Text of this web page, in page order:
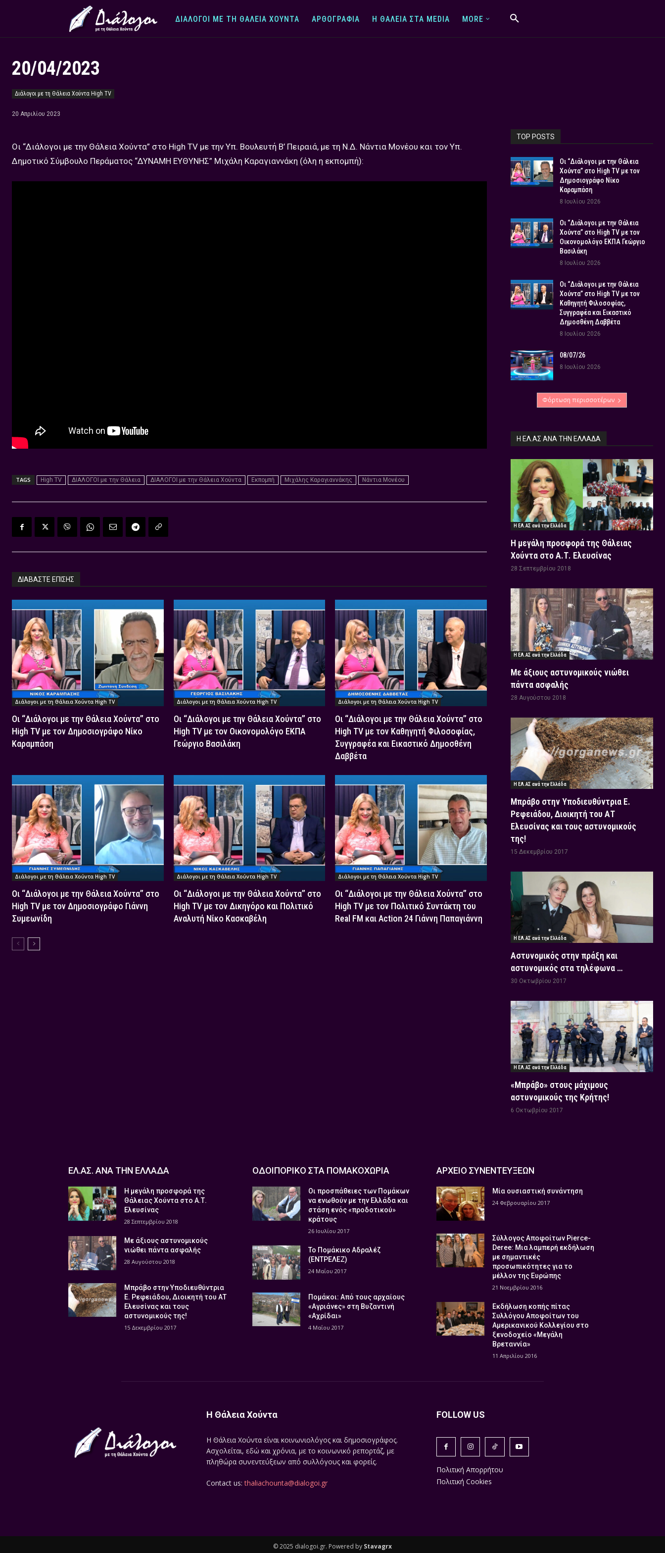
ΔΙΆΛΟΓΟΙ ΜΕ ΤΗ ΘΆΛΕΙΑ ΧΟΎΝΤΑ ΑΡΘΟΓΡΑΦΊΑ Η ΘΆΛΕΙΑ ΣΤΑ MEDIA MORE
20/04/2023
Διάλογοι με τη Θάλεια Χούντα High TV
20 Απριλίου 2023
Οι “Διάλογοι με την Θάλεια Χούντα” στο High TV με την Υπ. Βουλευτή Β’ Πειραιά, με τη Ν.Δ. Νάντια Μονέου και τον Υπ.
Δημοτικό Σύμβουλο Περάματος “ΔΥΝΑΜΗ ΕΥΘΥΝΗΣ” Μιχάλη Καραγιαννάκη (όλη η εκπομπή):
TAGS High TV ΔΙΑΛΟΓΟΙ με την Θάλεια ΔΙΑΛΟΓΟΙ με την Θάλεια Χούντα Εκπομπή Μιχάλης Καραγιαννάκης Νάντια Μονέου
ΔΙΑΒΑΣΤΕ ΕΠΙΣΗΣ
Διάλογοι με τη Θάλεια Χούντα High TV
Οι “Διάλογοι με την Θάλεια Χούντα” στο
High TV με τον Δημοσιογράφο Νίκο
Καραμπάση
Διάλογοι με τη Θάλεια Χούντα High TV
Οι “Διάλογοι με την Θάλεια Χούντα” στο
High TV με τον Οικονομολόγο ΕΚΠΑ
Γεώργιο Βασιλάκη
Διάλογοι με τη Θάλεια Χούντα High TV
Οι “Διάλογοι με την Θάλεια Χούντα” στο
High TV με τον Καθηγητή Φιλοσοφίας,
Συγγραφέα και Εικαστικό Δημοσθένη
Δαββέτα
Διάλογοι με τη Θάλεια Χούντα High TV
Οι “Διάλογοι με την Θάλεια Χούντα” στο
High TV με τον Δημοσιογράφο Γιάννη
Συμεωνίδη
Διάλογοι με τη Θάλεια Χούντα High TV
Οι “Διάλογοι με την Θάλεια Χούντα” στο
High TV με τον Δικηγόρο και Πολιτικό
Αναλυτή Νίκο Κασκαβέλη
Διάλογοι με τη Θάλεια Χούντα High TV
Οι “Διάλογοι με την Θάλεια Χούντα” στο
High TV με τον Πολιτικό Συντάκτη του
Real FM και Action 24 Γιάννη Παπαγιάννη
TOP POSTS
Οι “Διάλογοι με την Θάλεια
Χούντα” στο High TV με τον
Δημοσιογράφο Νίκο
Καραμπάση
8 Ιουλίου 2026
Οι “Διάλογοι με την Θάλεια
Χούντα” στο High TV με τον
Οικονομολόγο ΕΚΠΑ Γεώργιο
Βασιλάκη
8 Ιουλίου 2026
Οι “Διάλογοι με την Θάλεια
Χούντα” στο High TV με τον
Καθηγητή Φιλοσοφίας,
Συγγραφέα και Εικαστικό
Δημοσθένη Δαββέτα
8 Ιουλίου 2026
08/07/26
8 Ιουλίου 2026
Φόρτωση περισσοτέρων
Η ΕΛ.ΑΣ ΑΝΆ ΤΗΝ ΕΛΛΆΔΑ
Η ΕΛ.ΑΣ ανά την Ελλάδα
Η μεγάλη προσφορά της Θάλειας
Χούντα στο Α.Τ. Ελευσίνας
28 Σεπτεμβρίου 2018
Η ΕΛ.ΑΣ ανά την Ελλάδα
Με άξιους αστυνομικούς νιώθει
πάντα ασφαλής
28 Αυγούστου 2018
Η ΕΛ.ΑΣ ανά την Ελλάδα
Μπράβο στην Υποδιευθύντρια Ε.
Ρεφειάδου, Διοικητή του ΑΤ
Ελευσίνας και τους αστυνομικούς
της!
15 Δεκεμβρίου 2017
Η ΕΛ.ΑΣ ανά την Ελλάδα
Αστυνομικός στην πράξη και
αστυνομικός στα τηλέφωνα …
30 Οκτωβρίου 2017
Η ΕΛ.ΑΣ ανά την Ελλάδα
«Μπράβο» στους μάχιμους
αστυνομικούς της Κρήτης!
6 Οκτωβρίου 2017
ΕΛ.ΑΣ. ΑΝΑ ΤΗΝ ΕΛΛΑΔΑ
Η μεγάλη προσφορά της
Θάλειας Χούντα στο Α.Τ.
Ελευσίνας
28 Σεπτεμβρίου 2018
Με άξιους αστυνομικούς
νιώθει πάντα ασφαλής
28 Αυγούστου 2018
Μπράβο στην Υποδιευθύντρια
Ε. Ρεφειάδου, Διοικητή του ΑΤ
Ελευσίνας και τους
αστυνομικούς της!
15 Δεκεμβρίου 2017
ΟΔΟΙΠΟΡΙΚΟ ΣΤΑ ΠΟΜΑΚΟΧΩΡΙΑ
Οι προσπάθειες των Πομάκων
να ενωθούν με την Ελλάδα και
στάση ενός «προδοτικού»
κράτους
26 Ιουλίου 2017
Το Πομάκικο Αδραλέζ
(ΕΝΤΡΕΛΕΖ)
24 Μαΐου 2017
Πομάκοι: Από τους αρχαίους
«Αγριάνες» στη Βυζαντινή
«Αχρίδαι»
4 Μαΐου 2017
ΑΡΧΕΙΟ ΣΥΝΕΝΤΕΥΞΕΩΝ
Μία ουσιαστική συνάντηση
24 Φεβρουαρίου 2017
Σύλλογος Αποφοίτων Pierce-
Deree: Μια λαμπερή εκδήλωση
με σημαντικές
προσωπικότητες για το
μέλλον της Ευρώπης
21 Νοεμβρίου 2016
Εκδήλωση κοπής πίτας
Συλλόγου Αποφοίτων του
Αμερικανικού Κολλεγίου στο
ξενοδοχείο «Μεγάλη
Βρεταννία»
11 Απριλίου 2016
Η Θάλεια Χούντα
Η Θάλεια Χούντα είναι κοινωνιολόγος και δημοσιογράφος.
Ασχολείται, εδώ και χρόνια, με το κοινωνικό ρεπορτάζ, με
πληθώρα συνεντεύξεων από συλλόγους και φορείς.
Contact us:thaliachounta@dialogoi.gr
FOLLOW US
Πολιτική Απορρήτου
Πολιτική Cookies
© 2025 dialogoi.gr. Powered by Stavagrx